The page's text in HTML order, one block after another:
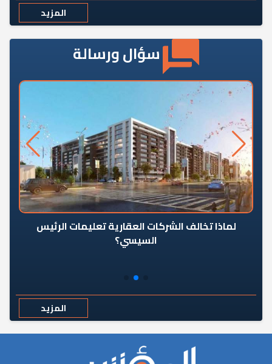
المزيد
سؤال ورسالة
لماذا تخالف الشركات العقارية تعليمات الرئيس
السيسي؟
المزيد